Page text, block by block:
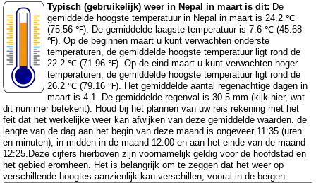
Typisch (gebruikelijk) weer in Nepal in maart is dit: De
gemiddelde hoogste temperatuur in Nepal in maart is 24.2 ℃
(75.56 ℉). De gemiddelde laagste temperatuur is 7.6 ℃ (45.68
℉). Op de beginnen maart u kunt verwachten onderste
temperaturen, de gemiddelde hoogste temperatuur ligt rond de
22.2 ℃ (71.96 ℉). Op de eind maart u kunt verwachten hoger
temperaturen, de gemiddelde hoogste temperatuur ligt rond de
26.2 ℃ (79.16 ℉). Het gemiddelde aantal regenachtige dagen in
maart is 4.1. De gemiddelde regenval is 30.5 mm (kijk hier, wat
dit nummer betekent). Houd bij het plannen van uw reis rekening met het
feit dat het werkelijke weer kan afwijken van deze gemiddelde waarden. de
lengte van de dag aan het begin van deze maand is ongeveer 11:35 (uren
en minuten), in midden in de maand 12:00 en aan het einde van de maand
12:25.Deze cijfers hierboven zijn voornamelijk geldig voor de hoofdstad en
het gebied eromheen. Het is belangrijk om te zeggen dat het weer op
verschillende hoogtes aanzienlijk kan verschillen, vooral in de bergen.